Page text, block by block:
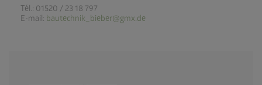
Tél.: 01520 / 23 18 797
E-mail: bautechnik_bieber@gmx.de